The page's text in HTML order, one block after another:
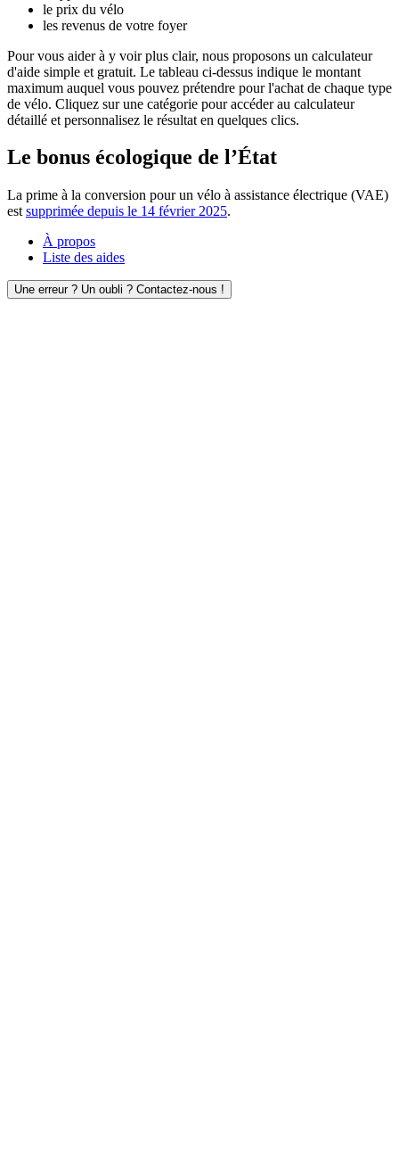
le prix du vélo
les revenus de votre foyer
Pour vous aider à y voir plus clair, nous proposons un calculateur
d'aide simple et gratuit. Le tableau ci-dessus indique le montant
maximum auquel vous pouvez prétendre pour l'achat de chaque type
de vélo. Cliquez sur une catégorie pour accéder au calculateur
détaillé et personnalisez le résultat en quelques clics.
Le bonus écologique de l’État
La prime à la conversion pour un vélo à assistance électrique (VAE)
est supprimée depuis le 14 février 2025.
À propos
Liste des aides
Une erreur ? Un oubli ? Contactez-nous !